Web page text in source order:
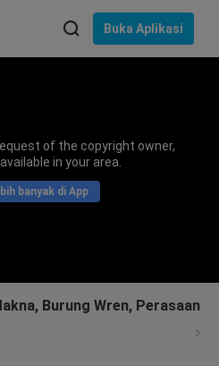
Buka Aplikasi
of the copyright owner,
in your area.
banyak di App
Burung Wren, Perasaan